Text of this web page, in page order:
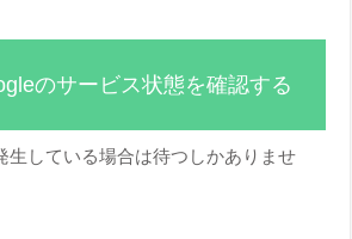
のサービス状態を確認する
生している場合は待つしかありませ